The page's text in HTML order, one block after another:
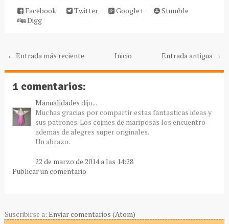
Facebook Twitter Google+
Stumble
Digg
← Entrada más reciente Entrada antigua →
Inicio
1 comentarios:
Manualidades dijo...
Muchas gracias por compartir estas fantasticas ideas y
sus patrones. Los cojines de mariposas los encuentro
ademas de alegres super originales.
Un abrazo.
22 de marzo de 2014 a las 14:28
Publicar un comentario
Suscribirse a: Enviar comentarios (Atom)